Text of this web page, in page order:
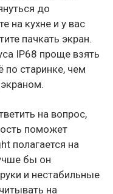
до
на кухне и у вас
пачкать экран.
IP68 проще взять
по старинке, чем
на вопрос,
поможет
полагается на
бы он
и нестабильные
на